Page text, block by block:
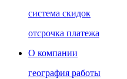
система скидок
отсрочка платежа
О компании
география работы